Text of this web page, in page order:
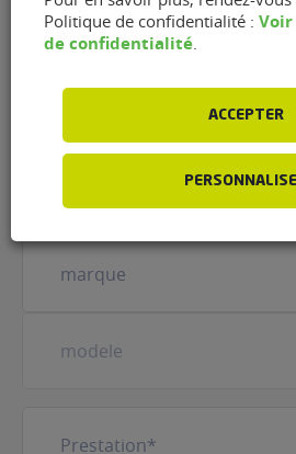
Prénom(Nécessaire)
Votre
véhicule(Nécessaire)
Politique de confidentialité :
de confidentialité
ACCEPTER